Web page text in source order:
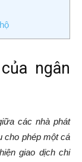
ngân
các nhà phát
cho phép một cá
giao dịch chi